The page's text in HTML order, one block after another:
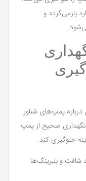
بازمی‌گردد و
پمپ‌های شناور
صحیح از پمپ
جلوگیری کند.
و بلبرینگ‌ها